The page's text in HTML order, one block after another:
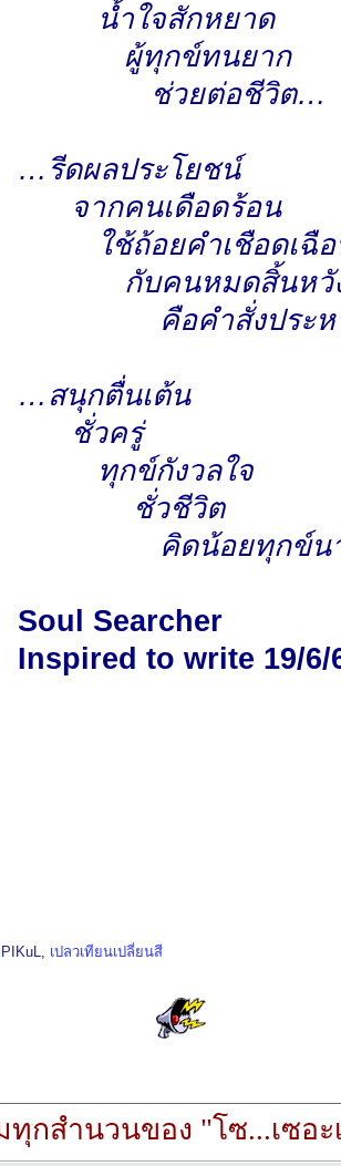
น้ำใจสักหยาด
ผู้ทุกข์ทนยาก
ช่วยต่อชีวิต…
…รีดผลประโยชน์
จากคนเดือดร้อน
ใช้ถ้อยคำเชือดเฉือ
กับคนหมดสิ้นหวั
คือคำสั่งประห
…สนุกตื่นเต้น
ชั่วครู่
ทุกข์กังวลใจ
ชั่วชีวิต
คิดน้อยทุกข์นา
Soul Searcher
Inspired to write 19/6/
PIKuL, เปลวเทียนเปลี่ยนสี
ทุกสำนวนของ "โซ...เซอะ